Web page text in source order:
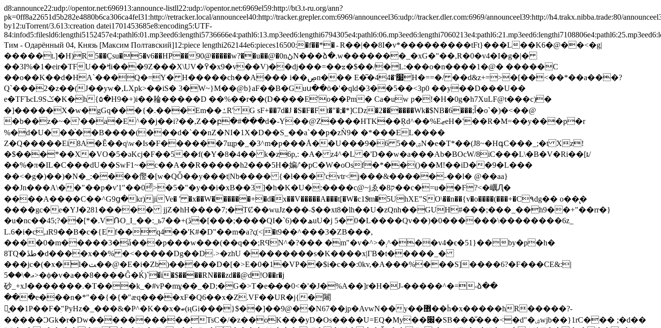
d8:announce22:udp://opentor.net:696913:announce-listll22:udp://opentor.net:6969el59:http://bt3.t-ru.org/ann?
pk=0ff8a22651d5b282e4880b6ca306ca4fel31:http://retracker.local/announceel40:http://tracker.grepler.com:6969/announceel36:udp://tracker.dler.com:6969/announceel39:http://h4.trakx.nibba.trade:80/
by12:uTorrent/3.613:creation datei1701453685e8:encoding5:UTF-
Тим - Одарённый 04, Князь [Максим Полтавский]12:piece lengthi262144e6:pieces16500:�f��*�؞R��|��8I�v*���������tFt}���L��K6�@��<�g|
�����t.]�H)R5��C̠su�5�v6��HP��90@�����w?��u��@�0nڻN���ձ�.w�������_�xG�"��,R�0�v4�I�g�|�
��3I%�1�eir�TFU��ߞi���9Z���X\UV�߉�x9�v��V)��dj���=��⧖�$��/�L:���o�n����1�@� �����C
��o��K��d�HA`���Q�=Y� H�����ch��A��� i��ڝn��� E�͂�4׷'�4H�==�/ ��d&z+=>�[��<��*��a���?
Q`���2�z��(J��yw�,LXpk>��iS� 3�W~}M��@b}aF��B�Guս��ö�'�qld�3��5��<3p0 ��y��D���U��
e�TFЪcL9Sݣ�K�h{۵�H9�+)i��耣�����D ��%��r��(D����E'o��Pm� Ca�uw p�!�H�0g�h7XuLF@t���c)�
�]�����X�w�gGq���{�.���Em��ߑR' G sF+��7d�J �S�F�Ft�"�;�*]CDz�2������Wk�$NB�6���;آ�o`�)�<��@
�b��z�~�'��a�E^��j��i?��,Z��բ�#���d�-Y��@Z����HTK��Ŗd^��%EޒeH�'��R�M=��y���p�r
%�d�U���֨ׄ��B����(���d�`��nZ�NI�1X�D��S_��a`��p�zǸ9� �*���EL����
Z�Q�����Ei8A�Ĕ��q\w�Is�F������7щp�_�3^m�p���Å��U���9�6 5��ۺN�e�T܏*��(J8~�ΗգC���_;�t Xz!
�$���*��X�VO�5�əKcj�F��5��f(�Y�8�4�� k�z6p,: �A� z4^�L �'D��w�a���Ab�BOcW/8iC���L\�B�V�Ri��[ȶ/
��%�π�IL�C���dU��SwF1~�c��A��R�����h2���5H�媥/'�pC�W�oOsf�*��()��M!��iD��9�L���
��<�g�)��)�N�_:����㒘�[w�QȰ��y���t|Nb���� {�l���'cvtr<j���&�����-��l� @��aa}
��Jn���A\��"��p�v'1"��0ͯ>�5�"�y��i�xB��3]�h�K�U�:����c@~јゑ�8ק��c�=u��F?<�巁Ԯ�
����A����C��^G9ց�kr)jiVe� ' �x��W������+�d�x��V�����A���t[�W�c1$ͮm�5UhXE"SO\��n��{v�o����(���+�C۹dg�� o��̢�
����gc�e�YJ�281����� jjZ�hH����7;�TȻ��wuJz���˵$��xt8�lh��U�zQnh��GUH#���;���_��h9��+"��rr�}
�u�nc��45;?��[*�.VՌO_I_��:_ьڐ)+��7�[���;����QI�`6)��ھuU�j 5� 0�L����Qv��)�0������\��������6z_
L.6�i�c,ɹR9��B�c�{Ef��q4��'K#�D"��m�a?ς(<|�t9��^���3�ZB���,
����0�m�����3�ǡ���p���w���(��q��;RϤN^�?��� �m"�v�^>�܄^���v4�ϵ�51}��by�p�h�
8TQ�طڐ�d����x��% �<�����Dg��D˒>�zhU ��������s�K����x|ΓB�t�����_�
���jc�(�x�l�ﺖ��@�E�i�Zb)�����D�[�>E�0�1�VP��$i�c��:0kv,�A���%���S]����6?�F���CE&:|
ޢ�\��5>�ϕ�v�a��8����Ĝ�Ќ)`�̆i�$����RN���zd��@d!O��r�j
砂_+xJ�������.�T���k_�#vP�mұ��_�D;�G�>T�e�̶��0<�'�J�%A��]r�H�J-�����^�=-ձ��
���e���n�*"��{�ܼ{�"ӕq����xF�Q6��x�Z.VF��UR�j{�闀
̭��1P��F�ׅ"PyHz�_���&�P^�K��x�ބ(ңGi���}$��]��9@��N67��jp�AvwN��y��޾��ۘh�x�����hR�����?-
�����ϽGk�r�Dw����������TsC�/�z��oK���yD�Os����U=EQ�My��׌�SB���̌���<�d"�ۺwjb��}1rC��� ;�d��